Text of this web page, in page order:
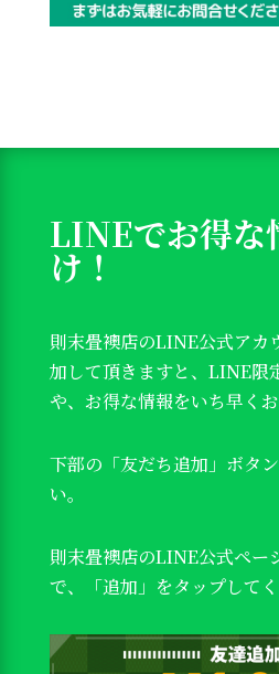
LINEでお得な
け！
則末畳襖店のLINE公式アカ
加して頂きますと、LINE限
や、お得な情報をいち早くお
下部の「友だち追加」ボタ
い。
則末畳襖店のLINE公式ペー
で、「追加」をタップしてく